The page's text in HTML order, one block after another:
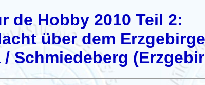
de Hobby 2010 Teil 2:
über dem
Schmiedeberg